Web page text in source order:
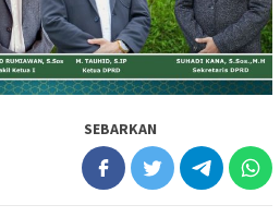
SEBARKAN